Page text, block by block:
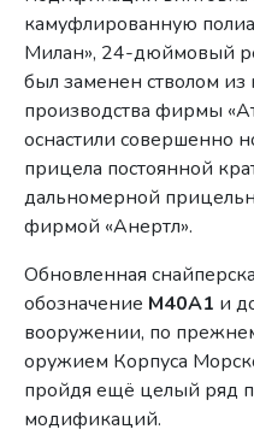
камуфлированную
Милан», 24-дюймовый
был заменен стволом
производства фирмы
оснастили совершенно
прицела постоянной
дальномерной
фирмой «Анертл».
Обновленная
обозначение М40А1 и
вооружении, по
оружием Корпуса
пройдя ещё целый ряд
модификаций.